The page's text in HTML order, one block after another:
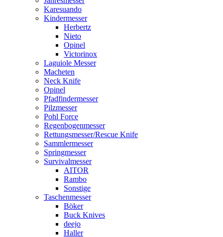
Karesuando
Kindermesser
Herbertz
Nieto
Opinel
Victorinox
Laguiole Messer
Macheten
Neck Knife
Opinel
Pfadfindermesser
Pilzmesser
Pohl Force
Regenbogenmesser
Rettungsmesser/Rescue Knife
Sammlermesser
Springmesser
Survivalmesser
AITOR
Rambo
Sonstige
Taschenmesser
Böker
Buck Knives
deejo
Haller